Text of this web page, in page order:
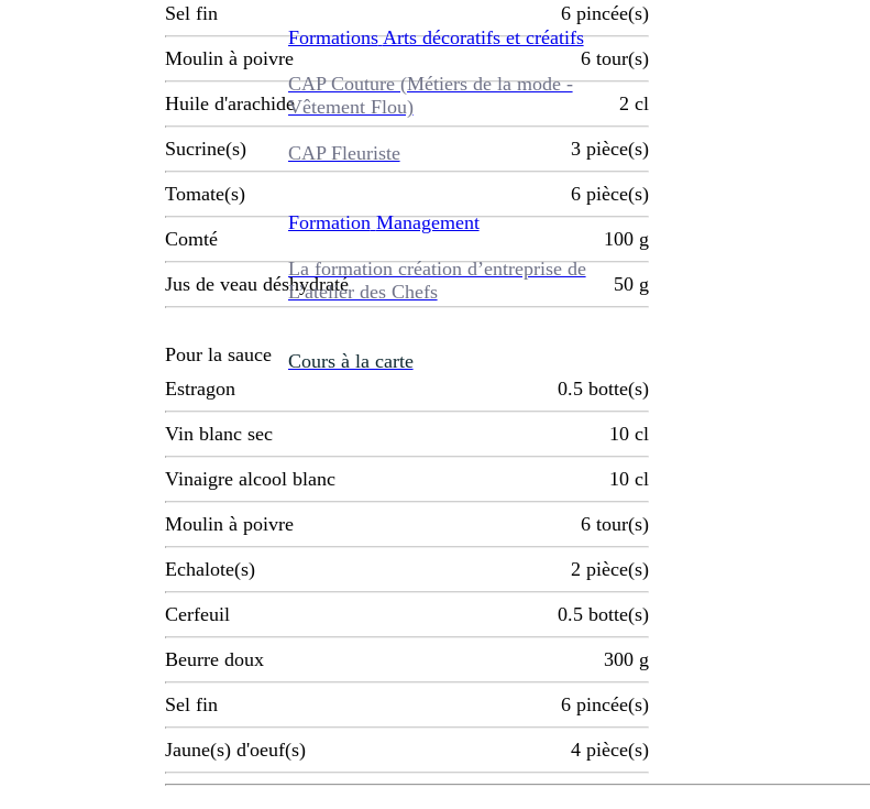
Formations Arts décoratifs et créatifs
CAP Couture (Métiers de la mode -
Vêtement Flou)
CAP Fleuriste
Formation Management
La formation création d’entreprise de
L’atelier des Chefs
Cours à la carte
Sel fin 6 pincée(s)
Moulin à poivre 6 tour(s)
Huile d'arachide 2 cl
Sucrine(s) 3 pièce(s)
Tomate(s) 6 pièce(s)
Comté 100 g
Jus de veau déshydraté 50 g
Pour la sauce
Estragon
0.5 botte(s)
Vin blanc sec 10 cl
Vinaigre alcool blanc 10 cl
Moulin à poivre 6 tour(s)
Echalote(s) 2 pièce(s)
Cerfeuil 0.5 botte(s)
Beurre doux 300 g
Sel fin 6 pincée(s)
Jaune(s) d'oeuf(s) 4 pièce(s)